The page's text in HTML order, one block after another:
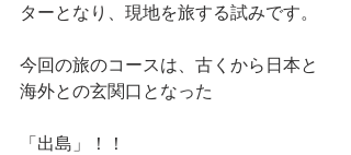
ターとなり、現地を旅する試みです。
今回の旅のコースは、古くから日本と
海外との玄関口となった
「出島」！！